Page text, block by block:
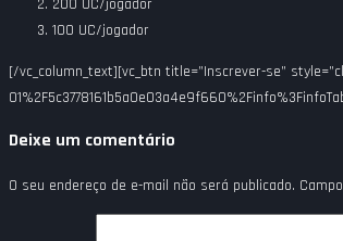
200 UC/jogador
100 UC/jogador
[/vc_column_text][vc_btn title=”Inscrever-se”
Deixe um comentário
O seu endereço de e-mail não será publicado.